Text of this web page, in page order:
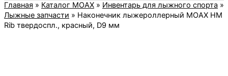
Главная » Каталог MOAX » Инвентарь для лыжного спорта »
Лыжные запчасти » Наконечник лыжероллерный MOAX HM
Rib твердоспл., красный, D9 мм